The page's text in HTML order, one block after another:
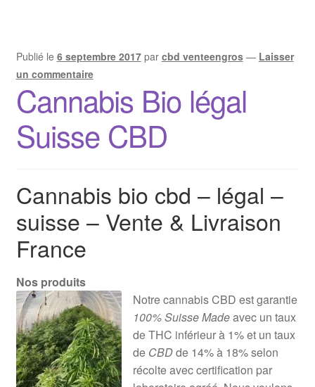
Publié le 6 septembre 2017 par cbd venteengros — Laisser
un commentaire
Cannabis Bio légal
Suisse CBD
Cannabis bio cbd – légal –
suisse – Vente & Livraison
France
Nos produits
Notre cannabis CBD est garantie
100% Suisse Madeavec un taux
de THC inférieur à 1% et un taux
deCBDde 14% à 18% selon
récolte avec certification par